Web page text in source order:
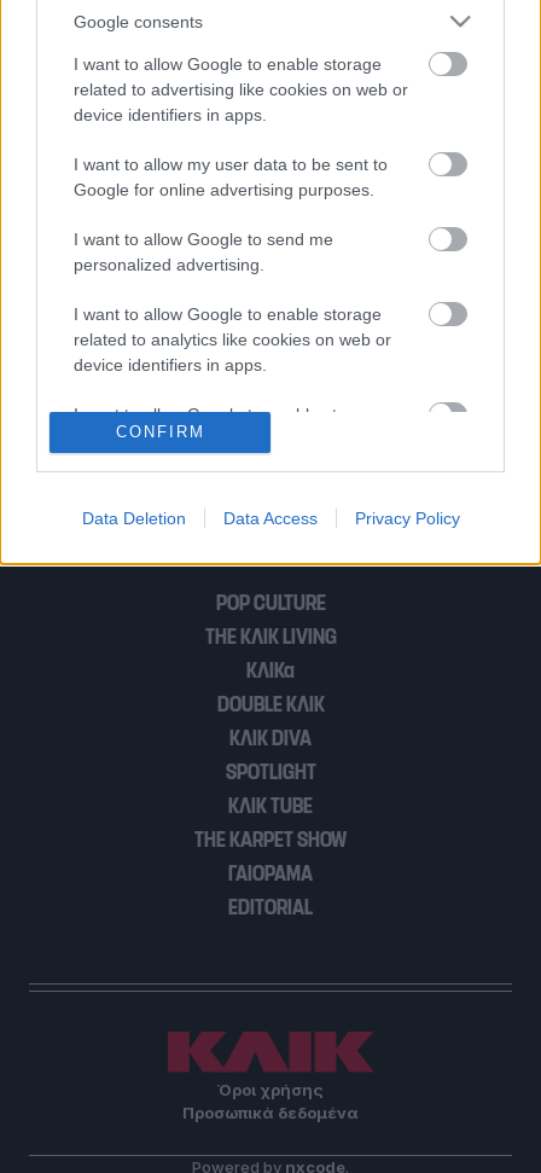
Google consents
I want to allow Google to enable storage
related to advertising like cookies on web or
device identifiers in apps.
I want to allow my user data to be sent to
Google for online advertising purposes.
I want to allow Google to send me
personalized advertising.
I want to allow Google to enable storage
related to analytics like cookies on web or
device identifiers in apps.
I want to allow Google to enable storage
related to functionality of the website or app.
related to personalization.
I want to allow Google to enable storage
functionality and fraud prevention, and other
CONFIRM
Data Deletion Data Access Privacy Policy
Σαν σήμερα, 20 Δεκεμβρίου | Νίκος
Μπελογιάννης : Το συγκλονιστικό
συστατικό που πρέπει να έχει η ζωή
είναι η αγάπη
Σαν σήμερα, 15 Νοεμβρίου – Νίκος
Μπελογιάννης | Το συγκλονιστικό
συστατικό που πρέπει να έχει η ζωή
Έλλη Παππά | Ένα φιλί μεσ` απ` τα
σίδερα. Δεν ήξερα αν ζούσα, ή αν αυτό
ήταν η κόλαση…
POP CULTURE
THE ΚΛΙΚ LIVING
ΚΛΙΚα
DOUBLE ΚΛΙΚ
ΚΛΙΚ DIVA
SPOTLIGHT
ΚΛΙΚ TUBE
THE KARPET SHOW
ΓΑΙΟΡΑΜΑ
EDITORIAL
Όροι χρήσης
Προσωπικά δεδομένα
Powered by nxcode.